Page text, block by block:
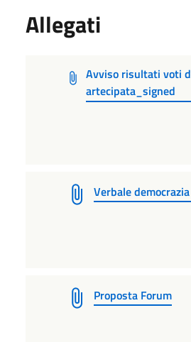
Allegati
Avviso risultati voti
artecipata_signed
Verbale
Proposta Forum